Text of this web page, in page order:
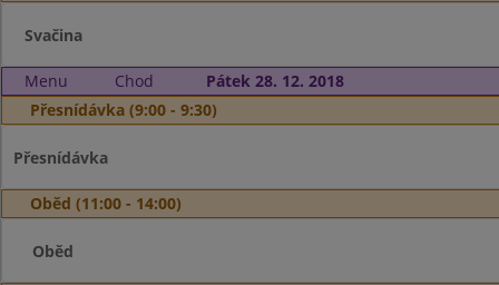
Svačina
Menu Chod
Pátek 28. 12. 2018
Přesnídávka (9:00 - 9:30)
Přesnídávka
Oběd (11:00 - 14:00)
Oběd